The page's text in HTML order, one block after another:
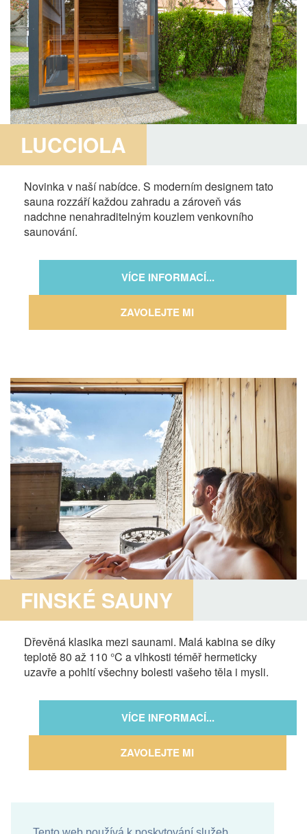
LUCCIOLA
Novinka v naší nabídce. S moderním designem tato
sauna rozzáří každou zahradu a zároveň vás
nadchne nenahraditelným kouzlem venkovního
saunování.
VÍCE INFORMACÍ...
ZAVOLEJTE MI
FINSKÉ SAUNY
Dřevěná klasika mezi saunami. Malá kabina se díky
teplotě 80 až 110 °C a vlhkosti téměř hermeticky
uzavře a pohltí všechny bolesti vašeho těla i mysli.
VÍCE INFORMACÍ...
ZAVOLEJTE MI